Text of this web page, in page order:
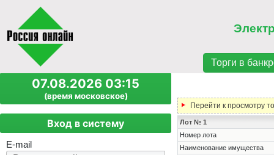
Торги в
07.08.2026 03:15
(время московское)
Вход в систему
E-mail
Перейти к просмотру
Лот № 1
Номер лота
Наименование имущества